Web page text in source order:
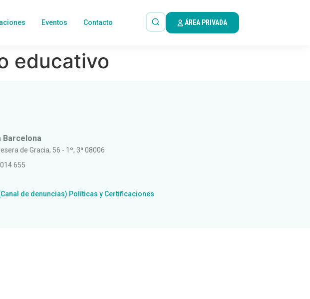
Eventos Contacto ÁREA PRIVADA
educativo
Barcelona
de Gracia, 56 - 1º, 3ª 08006
655
de denuncias) Políticas y Certificaciones